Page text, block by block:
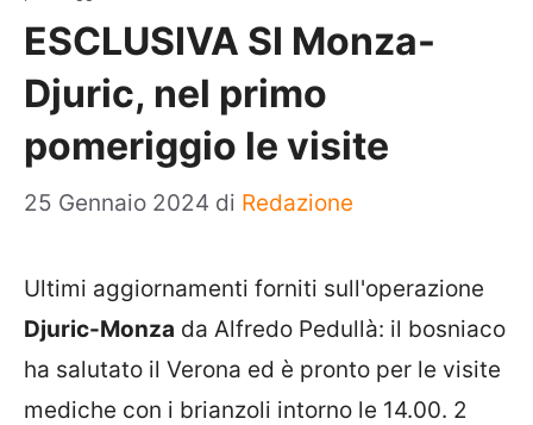
ESCLUSIVA SI Monza-
Djuric, nel primo
pomeriggio le visite
25 Gennaio 2024 di Redazione
Ultimi aggiornamenti forniti sull'operazione
Djuric-Monza da Alfredo Pedullà: il bosniaco
ha salutato il Verona ed è pronto per le visite
mediche con i brianzoli intorno le 14.00. 2